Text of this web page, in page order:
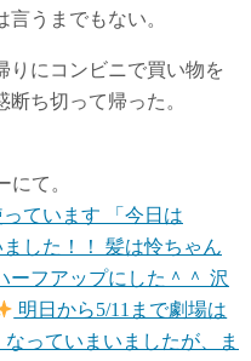
うまでもない。
りにコンビニで買い物を
ち切って帰った。
て。
ています 「今日は
した！！ 髪は怜ちゃん
ーフアップにした＾＾ 沢
明日から5/11まで劇場は
っていまいましたが、ま